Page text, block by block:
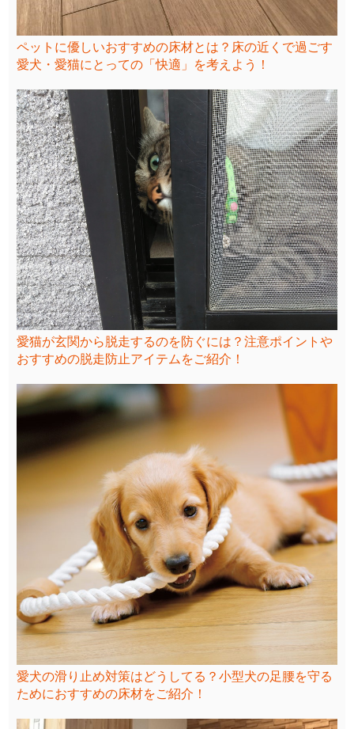
ペットに優しいおすすめの床材とは？床の近くで過ごす
愛犬・愛猫にとっての「快適」を考えよう！
愛猫が玄関から脱走するのを防ぐには？注意ポイントや
おすすめの脱走防止アイテムをご紹介！
愛犬の滑り止め対策はどうしてる？小型犬の足腰を守る
ためにおすすめの床材をご紹介！